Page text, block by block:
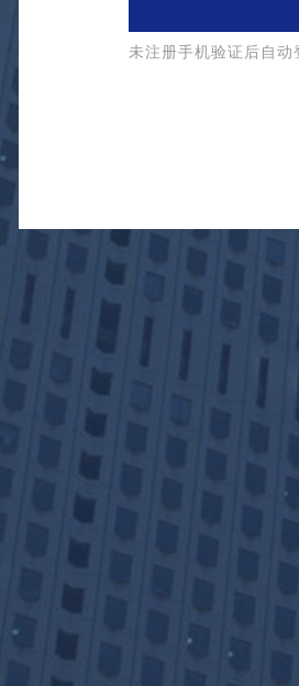
未注册手机验证后自